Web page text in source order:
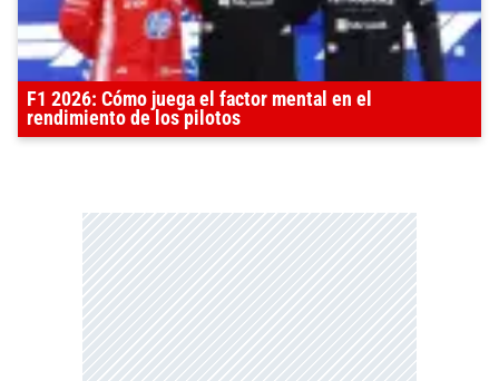
F1 2026: Cómo juega el factor mental en el
rendimiento de los pilotos